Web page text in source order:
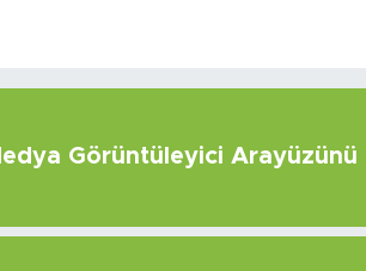
Görüntüleyici Arayüzünü